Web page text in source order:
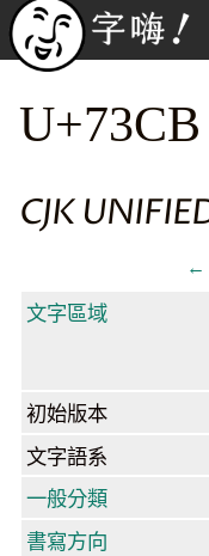
U+73CB
CJK
←
文字區域
初始版本
文字語系
一般分類
書寫方向